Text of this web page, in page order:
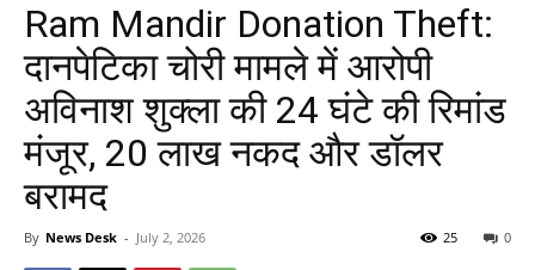
Ram Mandir Donation Theft:
दानपेटिका चोरी मामले में आरोपी
अविनाश शुक्ला की 24 घंटे की रिमांड
मंजूर, 20 लाख नकद और डॉलर
बरामद
By News Desk - July 2, 2026 0
25